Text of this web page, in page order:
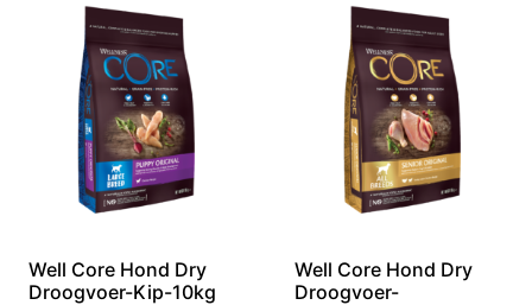
Well Core Hond Dry
Droogvoer-Kip-10kg
Well Core Hond Dry
Droogvoer-